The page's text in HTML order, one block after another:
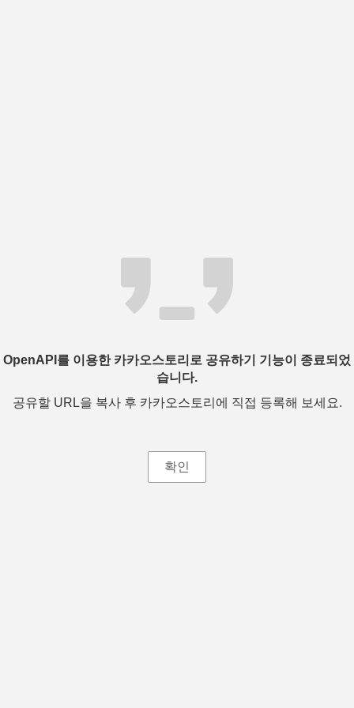
OpenAPI를 이용한 카카오스토리로 공유하기 기능이 종료되었
습니다.
공유할 URL을 복사 후 카카오스토리에 직접 등록해 보세요.
확인